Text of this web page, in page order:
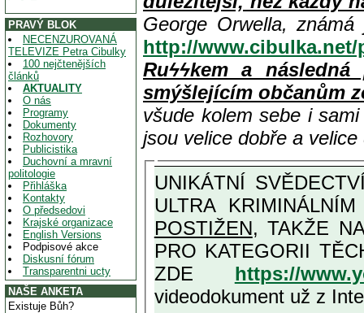
PRAVÝ BLOK
NECENZUROVANÁ
TELEVIZE Petra Cibulky
100 nejčtenějších
článků
AKTUALITY
O nás
Programy
Dokumenty
Rozhovory
Publicistika
Duchovní a mravní
politologie
Přihláška
Kontakty
O předsedovi
Krajské organizace
English Versions
Podpisové akce
Diskusní fórum
Transparentni ucty
NAŠE ANKETA
Existuje Bůh?
George Orwella,
http://www.cibulka.net/
Ruϟϟkem a
smýšlejícím občanům
všude kolem sebe i
jsou velice dobře a
UNIKÁTNÍ SVĚDECTVÍ ZE SOUČASNOSTI: PŘEDSEDA VLASTIZRÁDNÉ VLÁDY KGB MIMOŘÁDNĚ DETAILNĚ O
ULTRA
POSTIŽEN, TAKŽE NA MAXIMÁLNÍ
PRO KATEGORII TĚCH VŮBEC NEJVYŠŠÍCH PROTINÁRODNÍCH A
ZDE https://
videodokument už z